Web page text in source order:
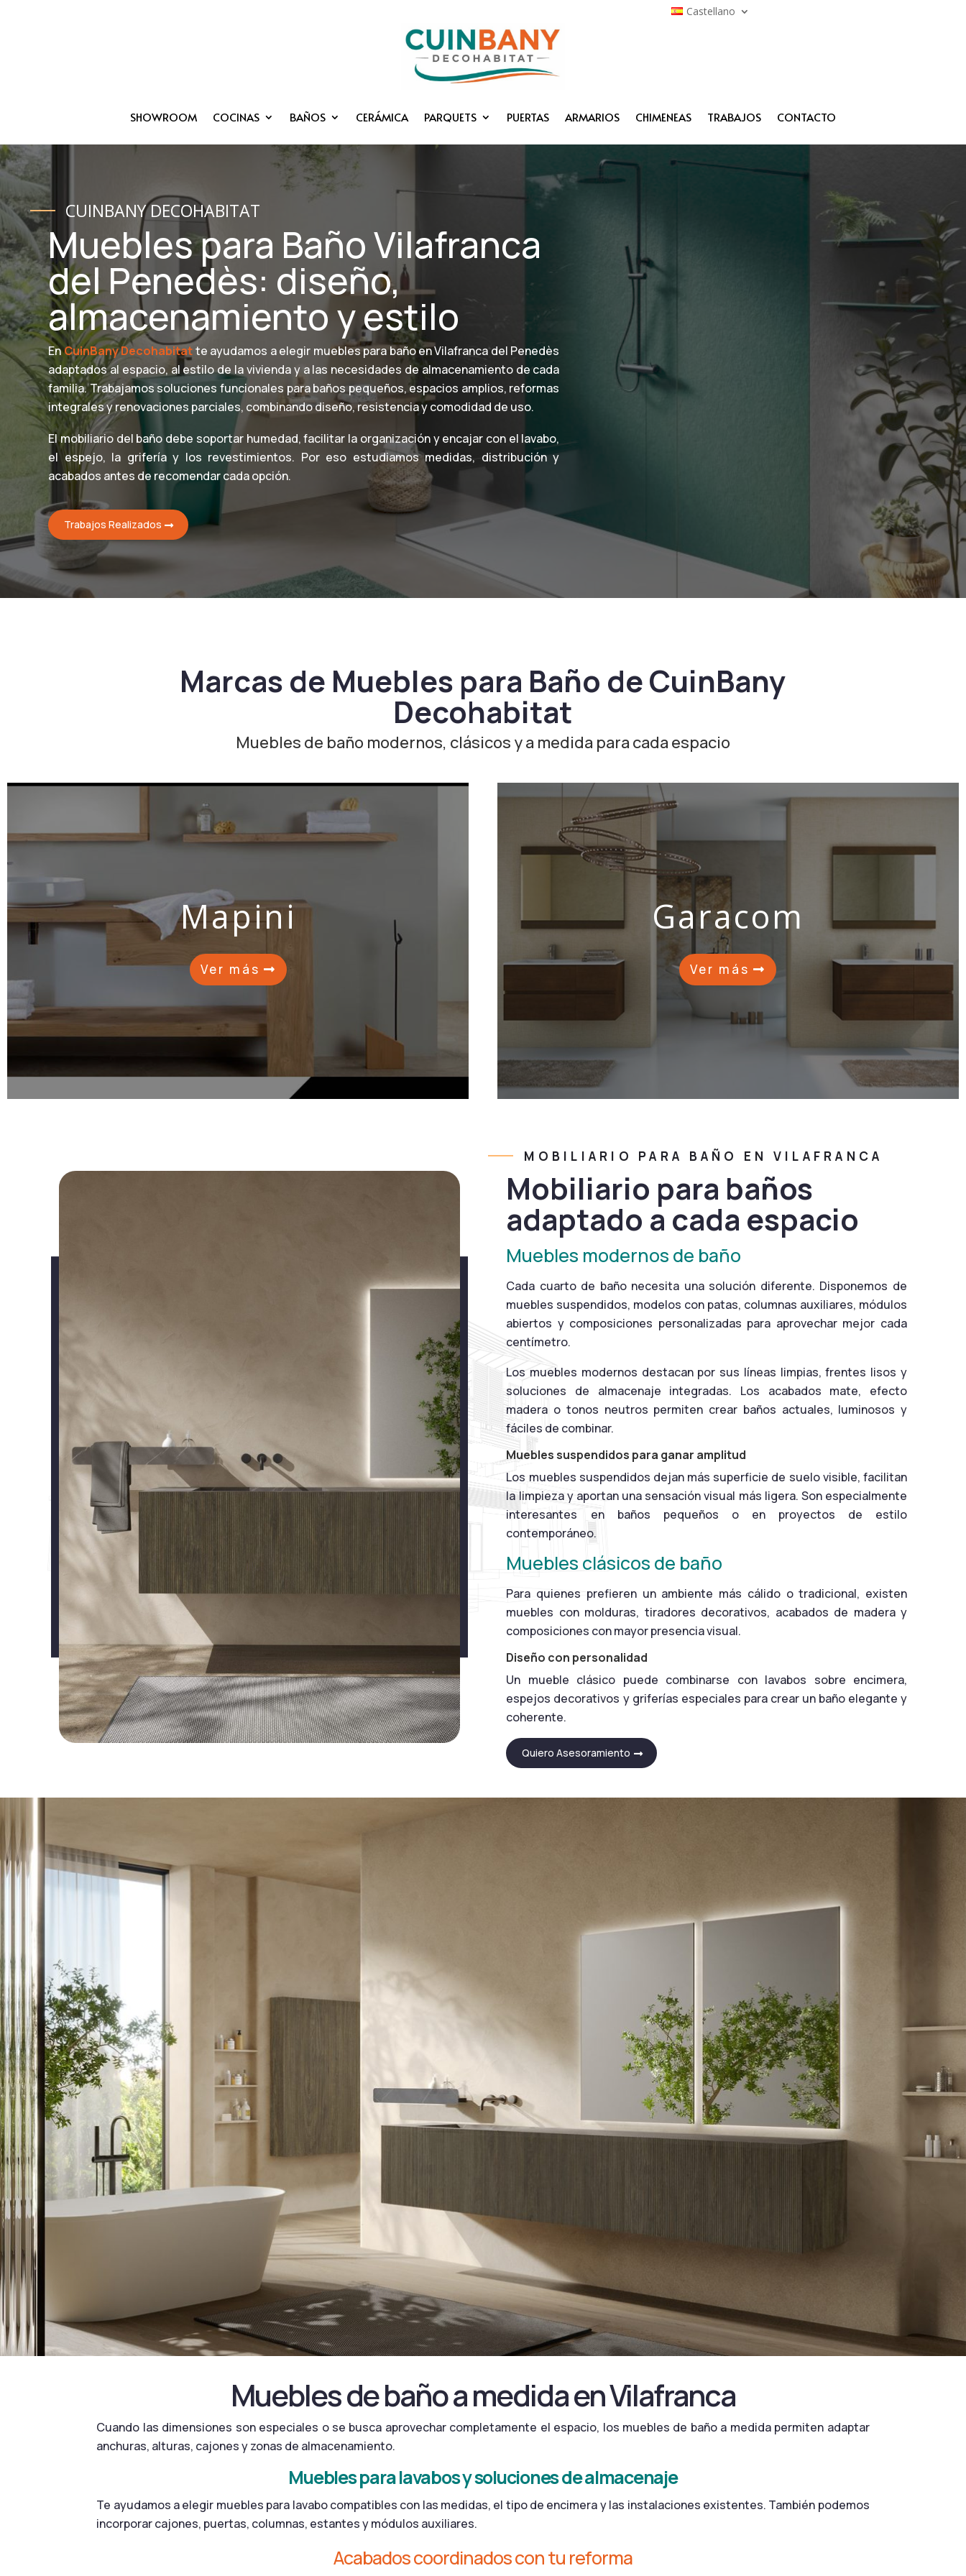
Castellano
SHOWROOM COCINAS BAÑOS CERÁMICA PARQUETS PUERTAS ARMARIOS CHIMENEAS TRABAJOS CONTACTO
CUINBANY DECOHABITAT
Muebles para Baño Vilafranca
del Penedès: diseño,
almacenamiento y estilo
EnCuinBany Decohabitatte ayudamos a elegir muebles para baño en Vilafranca del Penedès
adaptados al espacio, al estilo de la vivienda y a las necesidades de almacenamiento de cada
familia. Trabajamos soluciones funcionales para baños pequeños, espacios amplios, reformas
integrales y renovaciones parciales, combinando diseño, resistencia y comodidad de uso.
El mobiliario del baño debe soportar humedad, facilitar la organización y encajar con el lavabo,
el espejo, la grifería y los revestimientos. Por eso estudiamos medidas, distribución y
acabados antes de recomendar cada opción.
Trabajos Realizados
Marcas de Muebles para Baño de CuinBany
Decohabitat
Muebles de baño modernos, clásicos y a medida para cada espacio
Mapini
Ver más
Garacom
Ver más
MOBILIARIO PARA BAÑO EN VILAFRANCA
Mobiliario para baños
adaptado a cada espacio
Muebles modernos de baño
Cada cuarto de baño necesita una solución diferente. Disponemos de
muebles suspendidos, modelos con patas, columnas auxiliares, módulos
abiertos y composiciones personalizadas para aprovechar mejor cada
centímetro.
Los muebles modernos destacan por sus líneas limpias, frentes lisos y
soluciones de almacenaje integradas. Los acabados mate, efecto
madera o tonos neutros permiten crear baños actuales, luminosos y
fáciles de combinar.
Muebles suspendidos para ganar amplitud
Los muebles suspendidos dejan más superficie de suelo visible, facilitan
la limpieza y aportan una sensación visual más ligera. Son especialmente
interesantes en baños pequeños o en proyectos de estilo
contemporáneo.
Muebles clásicos de baño
Para quienes prefieren un ambiente más cálido o tradicional, existen
muebles con molduras, tiradores decorativos, acabados de madera y
composiciones con mayor presencia visual.
Diseño con personalidad
Un mueble clásico puede combinarse con lavabos sobre encimera,
espejos decorativos y griferías especiales para crear un baño elegante y
coherente.
Quiero Asesoramiento
Muebles de baño a medida en Vilafranca
Cuando las dimensiones son especiales o se busca aprovechar completamente el espacio, los muebles de baño a medida permiten adaptar
anchuras, alturas, cajones y zonas de almacenamiento.
Muebles para lavabos y soluciones de almacenaje
Te ayudamos a elegir muebles para lavabo compatibles con las medidas, el tipo de encimera y las instalaciones existentes. También podemos
incorporar cajones, puertas, columnas, estantes y módulos auxiliares.
Acabados coordinados con tu reforma